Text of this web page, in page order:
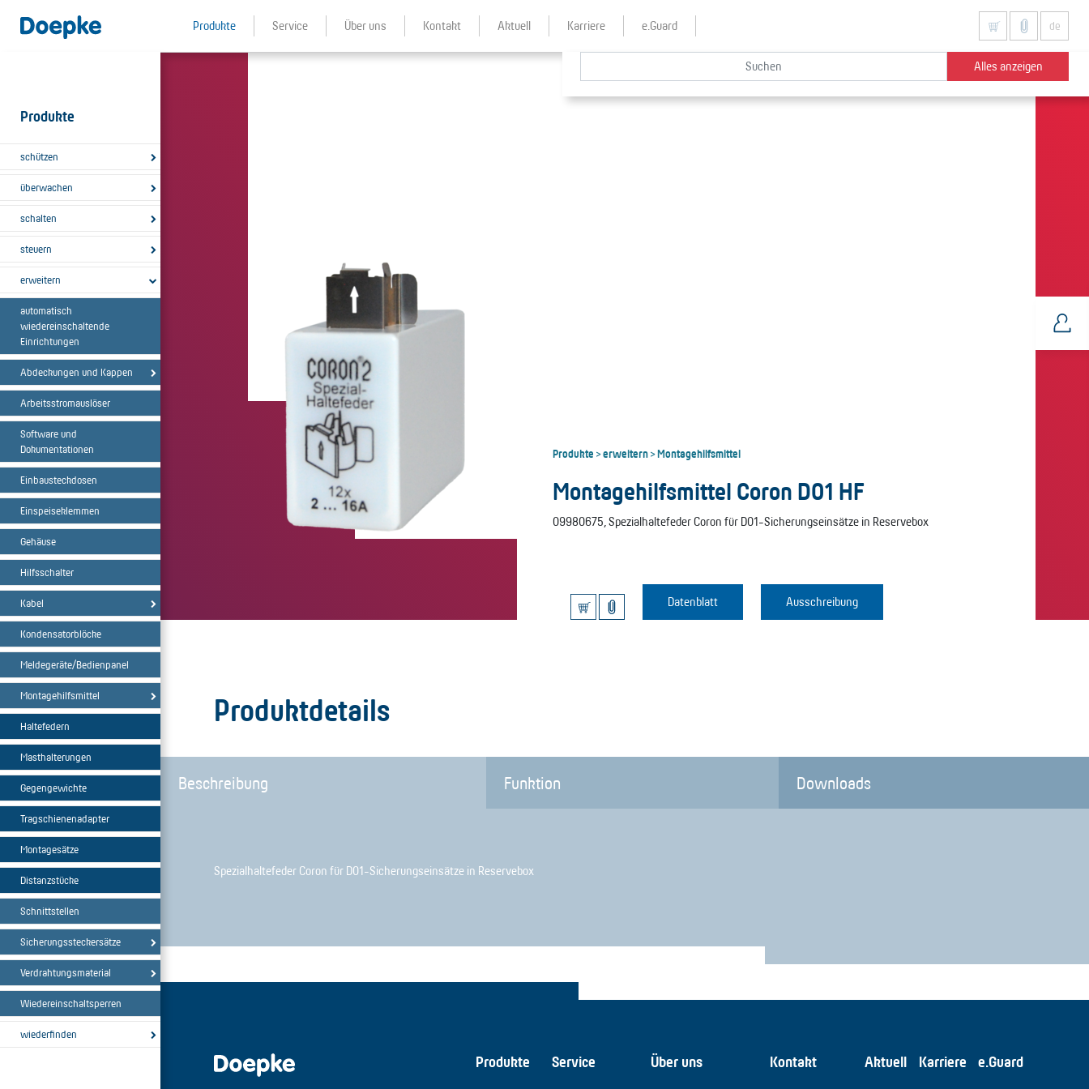
de
Produkte Service Über uns Kontakt Aktuell Karriere e.Guard
Alles anzeigen
Produkte
schützen
überwachen
schalten
steuern
erweitern
automatisch
wiedereinschaltende
Einrichtungen
Abdeckungen und Kappen
Arbeitsstromauslöser
Software und
Dokumentationen
Einbausteckdosen
Einspeiseklemmen
Gehäuse
Hilfsschalter
Kabel
Kondensatorblöcke
Meldegeräte/Bedienpanel
Montagehilfsmittel
Haltefedern
Masthalterungen
Gegengewichte
Tragschienenadapter
Montagesätze
Distanzstücke
Schnittstellen
Sicherungssteckersätze
Verdrahtungsmaterial
Wiedereinschaltsperren
wiederfinden
Produkte >erweitern>Montagehilfsmittel
Montagehilfsmittel Coron D01 HF
09980675, Spezialhaltefeder Coron für D01-Sicherungseinsätze in Reservebox
Datenblatt Ausschreibung
Produktdetails
Beschreibung Funktion Downloads
Spezialhaltefeder Coron für D01-Sicherungseinsätze in Reservebox
Produkte Service Über uns Kontakt Aktuell Karriere e.Guard